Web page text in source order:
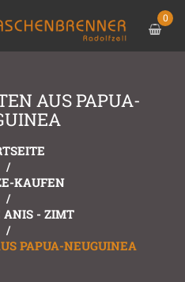
0
AUS PAPUA-
/
KAUFEN
/
ANIS - ZIMT
/
PAPUA-NEUGUINEA